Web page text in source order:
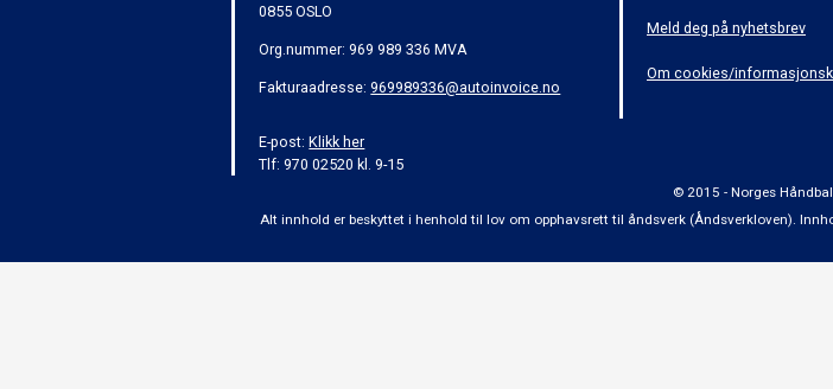
0855 OSLO
Org.nummer: 969 989 336 MVA
Fakturaadresse:969989336@autoinvoice.no
E-post:Klikk her
Tlf: 970 02520 kl. 9-15
Meld deg på nyhetsbrev
Om cookies/
© 2015 - Norges
Alt innhold er beskyttet i henhold til lov om opphavsrett til åndsverk (Åndsverkloven).